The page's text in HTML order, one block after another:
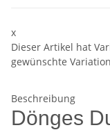
x
Dieser Artikel hat
gewünschte
Beschreibung
Dönges